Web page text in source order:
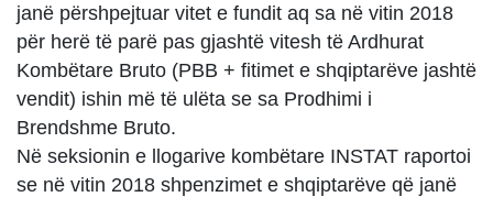
janë përshpejtuar vitet e fundit aq sa në vitin 2018
për herë të parë pas gjashtë vitesh të Ardhurat
Kombëtare Bruto (PBB + fitimet e shqiptarëve jashtë
vendit) ishin më të ulëta se sa Prodhimi i
Brendshme Bruto.
Në seksionin e llogarive kombëtare INSTAT raportoi
se në vitin 2018 shpenzimet e shqiptarëve që janë